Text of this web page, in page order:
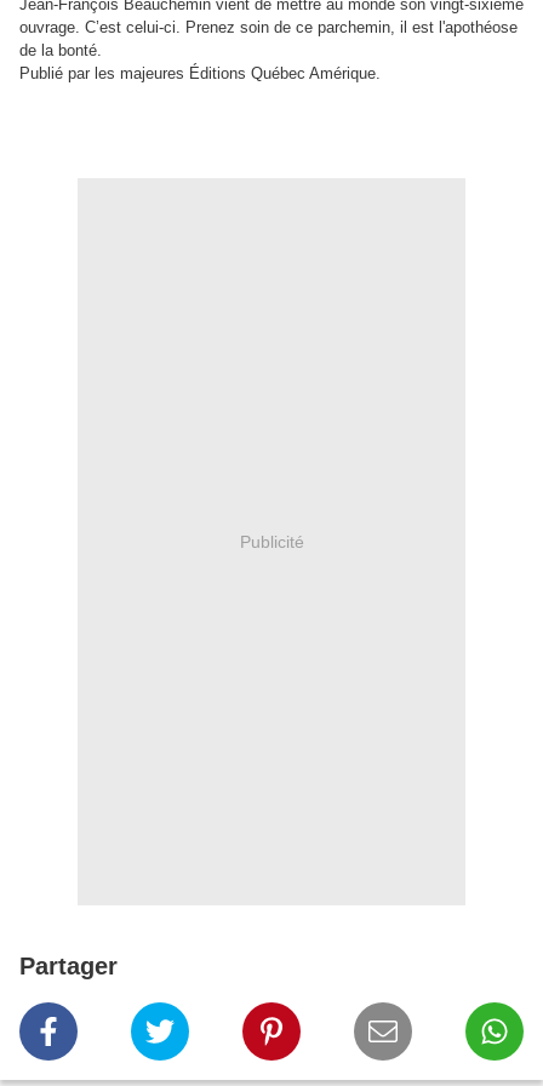
Jean-François Beauchemin vient de mettre au monde son vingt-sixième
ouvrage. C’est celui-ci. Prenez soin de ce parchemin, il est l'apothéose
de la bonté.
Publié par les majeures Éditions Québec Amérique.
Publicité
Partager